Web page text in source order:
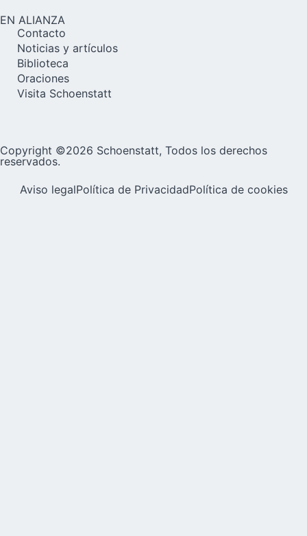
EN ALIANZA
Contacto
Noticias y artículos
Biblioteca
Oraciones
Visita Schoenstatt
Copyright ©2026 Schoenstatt, Todos los derechos
reservados.
Aviso legalPolítica de PrivacidadPolítica de cookies